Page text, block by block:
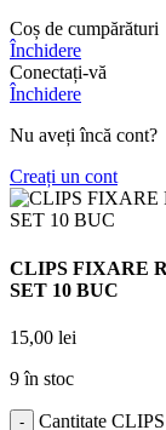
Coș de cumpărături
Închidere
Conectați-vă
Închidere
Nu aveți încă cont?
Creați un cont
CLIPS FIXARE
SET 10 BUC
15,00 lei
9 în stoc
Cantitate